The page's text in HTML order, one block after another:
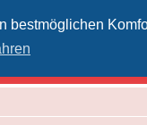
bestmöglichen